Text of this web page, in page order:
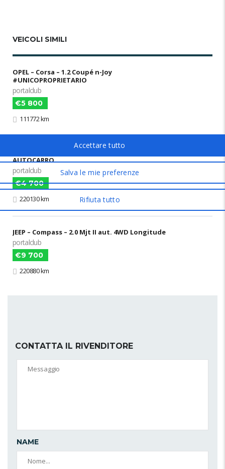
VEICOLI SIMILI
OPEL – Corsa – 1.2 Coupé n-Joy
#UNICOPROPRIETARIO
portalclub
€5 800
111772 km
AUTOCARRO
portalclub
€4 700
220130 km
JEEP – Compass – 2.0 Mjt II aut. 4WD Longitude
portalclub
€9 700
220880 km
CONTATTA IL RIVENDITORE
NAME